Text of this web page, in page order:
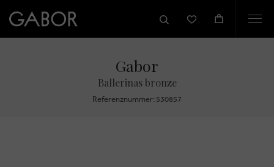
Gabor
Ballerinas bronze
Referenznummer: 530857